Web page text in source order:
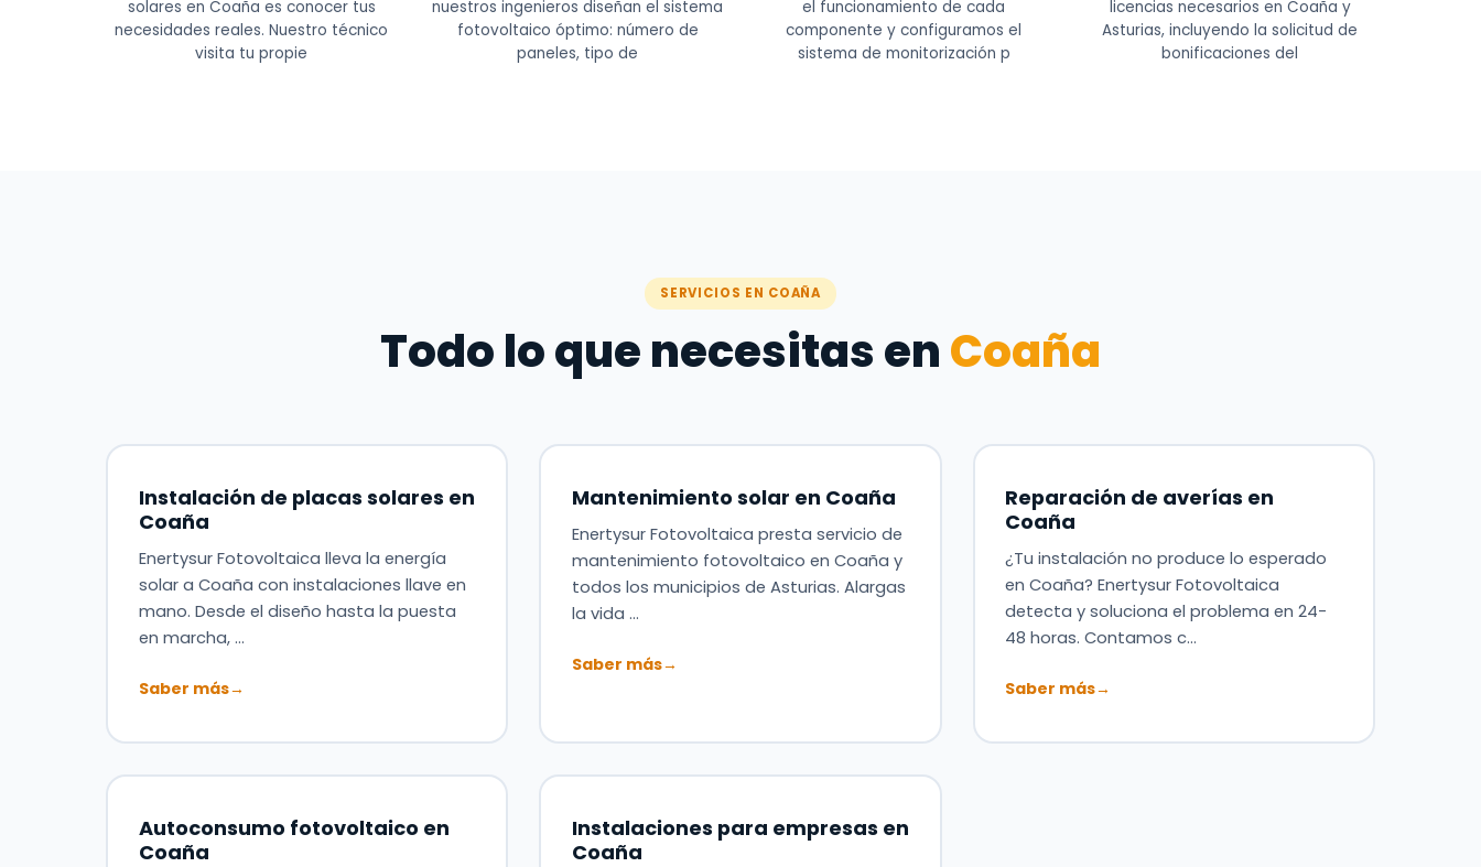
solares en Coaña es conocer tus
necesidades reales. Nuestro técnico
visita tu propie
nuestros ingenieros diseñan el sistema
fotovoltaico óptimo: número de
paneles, tipo de
el funcionamiento de cada
componente y configuramos el
sistema de monitorización p
licencias necesarios en Coaña y
Asturias, incluyendo la solicitud de
bonificaciones del
SERVICIOS EN COAÑA
Todo lo que necesitas enCoaña
Instalación de placas solares en
Coaña
Enertysur Fotovoltaica lleva la energía
solar a Coaña con instalaciones llave en
mano. Desde el diseño hasta la puesta
en marcha, …
Saber más→
Mantenimiento solar en Coaña
Enertysur Fotovoltaica presta servicio de
mantenimiento fotovoltaico en Coaña y
todos los municipios de Asturias. Alargas
la vida …
Saber más→
Reparación de averías en
Coaña
¿Tu instalación no produce lo esperado
en Coaña? Enertysur Fotovoltaica
detecta y soluciona el problema en 24-
48 horas. Contamos c…
Saber más→
Autoconsumo fotovoltaico en
Coaña
Instalaciones para empresas en
Coaña